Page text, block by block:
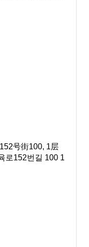
号街100, 1层
로152번길 100 1